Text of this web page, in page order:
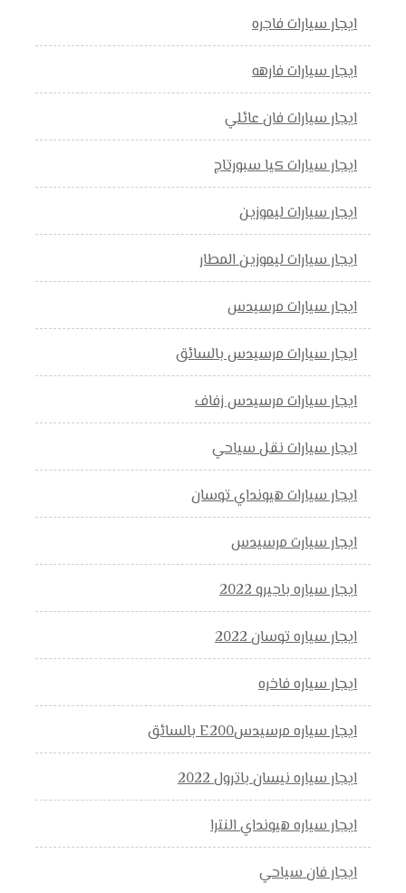
ايجار سيارات فاجره
ايجار سيارات فارهه
ايجار سيارات فان عائلي
ايجار سيارات كيا سبورتاج
ايجار سيارات ليموزين
ايجار سيارات ليموزين المطار
ايجار سيارات مرسيدس
ايجار سيارات مرسيدس بالسائق
ايجار سيارات مرسيدس زفاف
ايجار سيارات نقل سياحي
ايجار سيارات هيونداي توسان
ايجار سيارت مرسيدس
ايجار سياره باجيرو 2022
ايجار سياره توسان 2022
ايجار سياره فاخره
ايجار سياره مرسيدسE200 بالسائق
ايجار سياره نيسان باترول 2022
ايجار سياره هيونداي النترا
ايجار فان سياحي